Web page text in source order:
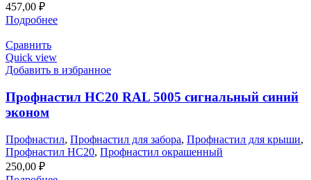
457,00 ₽
Подробнее
Сравнить
Quick view
Добавить в избранное
Профнастил НС20 RAL 5005 сигнальный синий
эконом
Профнастил, Профнастил для забора, Профнастил для крыши,
Профнастил НС20, Профнастил окрашенный
250,00 ₽